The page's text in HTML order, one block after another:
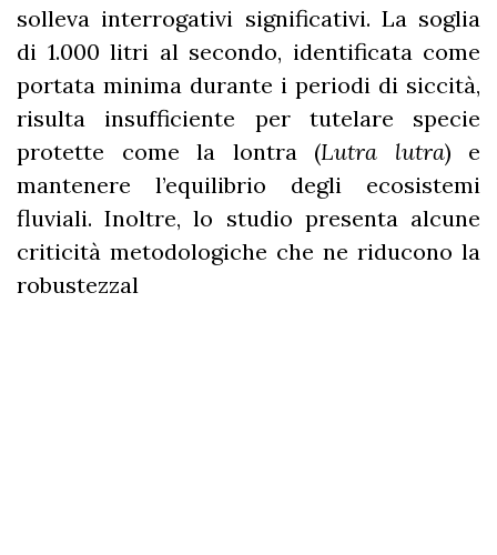
solleva interrogativi significativi. La soglia
di 1.000 litri al secondo, identificata come
portata minima durante i periodi di siccità,
risulta insufficiente per tutelare specie
protette come la lontra (Lutra lutra) e
mantenere l’equilibrio degli ecosistemi
fluviali. Inoltre, lo studio presenta alcune
criticità metodologiche che ne riducono la
robustezzal